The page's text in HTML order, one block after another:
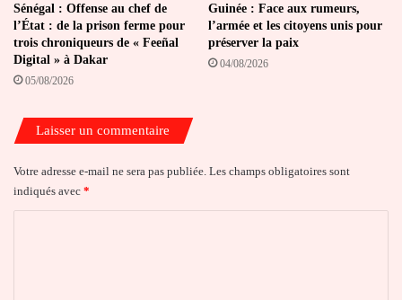
Sénégal : Offense au chef de
l’État : de la prison ferme pour
trois chroniqueurs de « Feeñal
Digital » à Dakar
05/08/2026
Guinée : Face aux rumeurs,
l’armée et les citoyens unis pour
préserver la paix
04/08/2026
Laisser un commentaire
Votre adresse e-mail ne sera pas publiée. Les champs obligatoires sont
indiqués avec *